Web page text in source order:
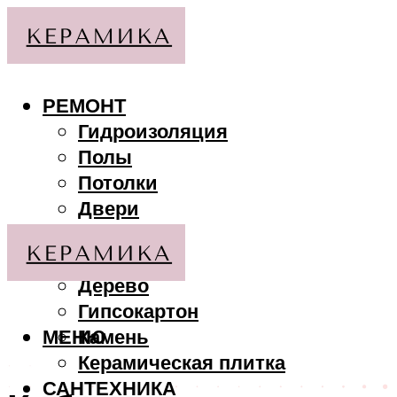
РЕМОНТ
Гидроизоляция
Полы
Потолки
Двери
МАТЕРИАЛЫ
Дерево
Гипсокартон
Камень
Керамическая плитка
САНТЕХНИКА
МЕНЮ